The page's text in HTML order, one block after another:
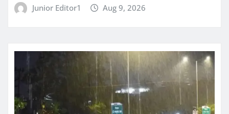
Junior Editor1 Aug 9, 2026